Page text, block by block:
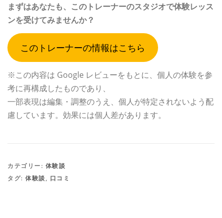
まずはあなたも、このトレーナーのスタジオで体験レッス
ンを受けてみませんか？
このトレーナーの情報はこちら
※この内容は Google レビューをもとに、個人の体験を参
考に再構成したものであり、
一部表現は編集・調整のうえ、個人が特定されないよう配
慮しています。効果には個人差があります。
カテゴリー: 体験談
タグ: 体験談, 口コミ